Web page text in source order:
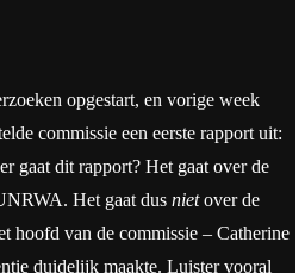
opgestart, en vorige week
commissie een eerste rapport uit:
gaat dit rapport? Het gaat over de
Het gaat dus nietover de
hoofd van de commissie – Catherine
duidelijk maakte. Luister vooral